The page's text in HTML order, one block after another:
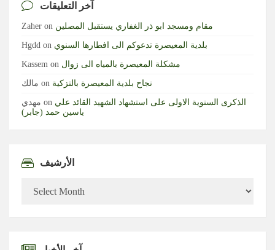
آخر التعليقات
Zaher on مقام ومسجد ابو ذر الغفاري يستقبل المصلين
Hgdd on بلدية المعيصرة تدعوكم الى افطارها السنوي
Kassem on مشكلة المعيصرة بالمياه الى زوال
مالك on نجاح بلدية المعيصرة بالتزكية
مهدي on الذكرى السنوية الاولى على استشهاد الشهيد القائد علي
ياسين حمد (جابر)
الأرشيف